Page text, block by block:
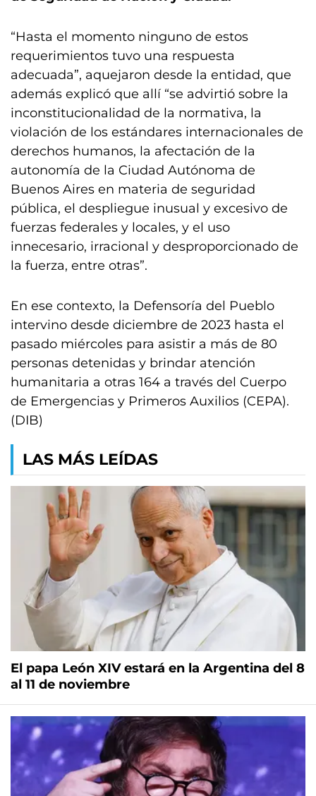
“Hasta el momento ninguno de estos
requerimientos tuvo una respuesta
adecuada”, aquejaron desde la entidad, que
además explicó que allí “se advirtió sobre la
inconstitucionalidad de la normativa, la
violación de los estándares internacionales de
derechos humanos, la afectación de la
autonomía de la Ciudad Autónoma de
Buenos Aires en materia de seguridad
pública, el despliegue inusual y excesivo de
fuerzas federales y locales, y el uso
innecesario, irracional y desproporcionado de
la fuerza, entre otras”.
En ese contexto, la Defensoría del Pueblo
intervino desde diciembre de 2023 hasta el
pasado miércoles para asistir a más de 80
personas detenidas y brindar atención
humanitaria a otras 164 a través del Cuerpo
de Emergencias y Primeros Auxilios (CEPA).
(DIB)
LAS MÁS LEÍDAS
El papa León XIV estará en la Argentina del 8
al 11 de noviembre